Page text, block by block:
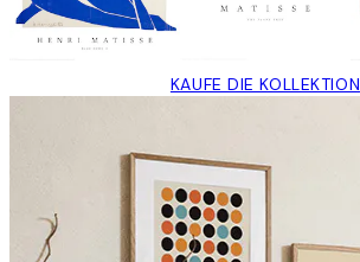
KAUFE DIE KOLLEKTION